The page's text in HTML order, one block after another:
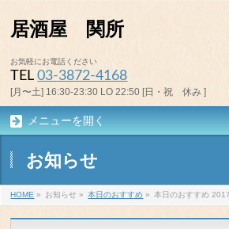
居酒屋 関所
お気軽にお電話ください
TEL03-3872-4168
[月〜土] 16:30-23:30 LO 22:50 [日・祝 休み ]
メニューを開く
お知らせ
HOME » お知らせ » 本日のおすすめ » 本日のおすすめ